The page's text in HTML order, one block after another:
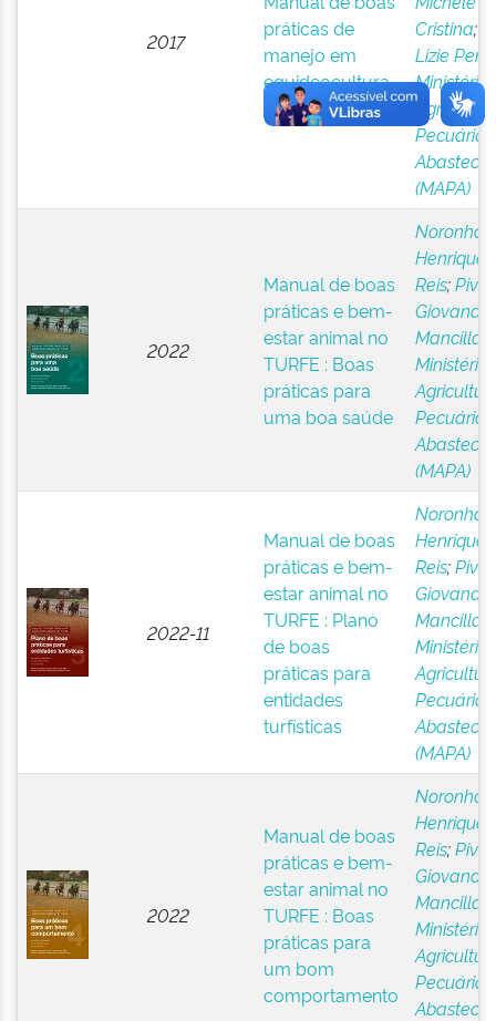
2017
práticas de
manejo em
equideocultura
Cristina;
Lizie
Ministério
Pecuária
(MAPA)
2022
Manual de boas
práticas e bem-
estar animal no
TURFE : Boas
práticas para
uma boa saúde
Noronha,
Henrique
Reis;
Giovana
Mancilla
Ministério
Pecuária
(MAPA)
2022-11
Manual de boas
práticas e bem-
estar animal no
TURFE : Plano
de boas
práticas para
entidades
turfísticas
Noronha,
Henrique
Reis;
Giovana
Mancilla
Ministério
Pecuária
(MAPA)
2022
Manual de boas
práticas e bem-
estar animal no
TURFE : Boas
práticas para
um bom
comportamento
Noronha,
Henrique
Reis;
Giovana
Mancilla
Ministério
Pecuária